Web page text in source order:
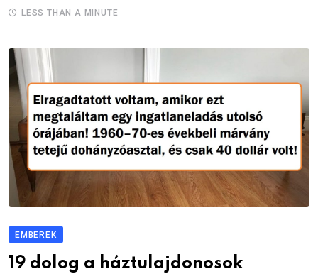
LESS THAN A MINUTE
EMBEREK
19 dolog a háztulajdonosok